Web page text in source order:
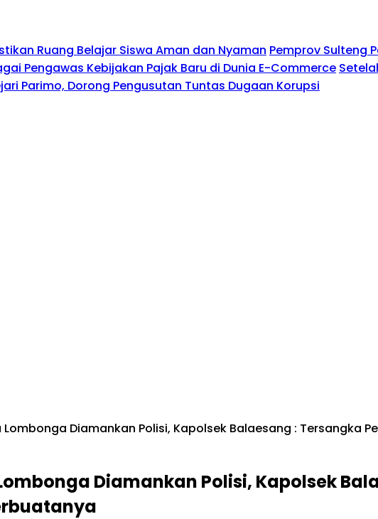
Ruang Belajar Siswa Aman dan Nyaman Pemprov Sulteng
Pengawas Kebijakan Pajak Baru di Dunia E-Commerce
Parimo, Dorong Pengusutan Tuntas Dugaan Korupsi
Lombonga Diamankan Polisi, Kapolsek Balaesang : Tersangka
Diamankan Polisi, Kapolsek